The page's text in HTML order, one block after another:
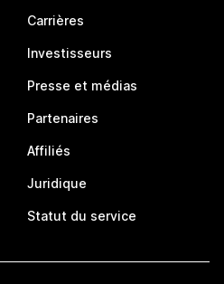
Carrières
Investisseurs
Presse et médias
Partenaires
Affiliés
Juridique
Statut du service